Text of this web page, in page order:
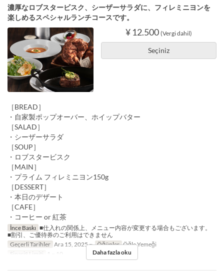
濃厚なロブスタービスク、シーザーサラダに、フィレミニヨンを
楽しめるスペシャルランチコースです。
¥ 12.500 (Vergi dahil)
Seçiniz
［BREAD］
・自家製ポップオーバー、ホイップバター
［SALAD］
・シーザーサラダ
［SOUP］
・ロブスタービスク
［MAIN］
・プライム フィレミニヨン150g
［DESSERT］
・本日のデザート
［CAFE］
・コーヒー or 紅茶
İnce Baskı ■仕入れの関係上、メニュー内容が変更する場合もございます。
■割引、ご優待券のご利用はできません
Geçerli Tarihler Ara 15, 2025 ~ Öğünler Öğle Yemeği
Sipariş Limiti
1 ~ 10 Daha fazla oku